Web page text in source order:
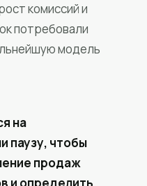
комиссий и
потребовали
модель
на
паузу, чтобы
продаж